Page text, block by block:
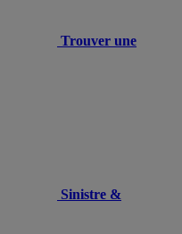
Trouver une
Sinistre &